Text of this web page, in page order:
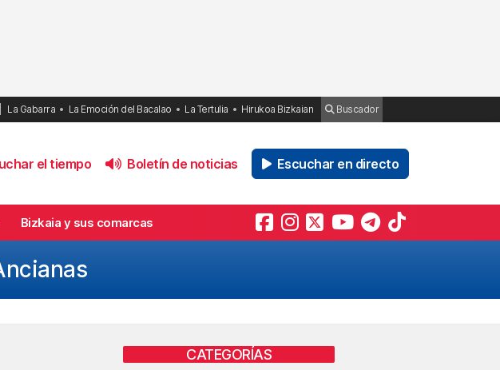
La Gabarra La Emoción del Bacalao La Tertulia Hirukoa Bizkaian Buscador
el tiempo Boletín de noticias Escuchar en directo
Bizkaia y sus comarcas
CATEGORÍAS